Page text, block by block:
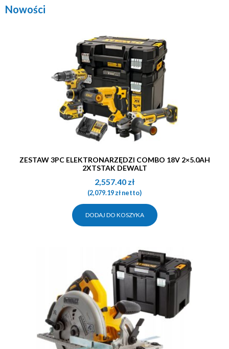
Nowości
ZESTAW 3PC ELEKTRONARZĘDZI COMBO 18V 2×5.0AH
2XTSTAK DEWALT
2,557.40 zł
(2,079.19złnetto)
DODAJ DO KOSZYKA